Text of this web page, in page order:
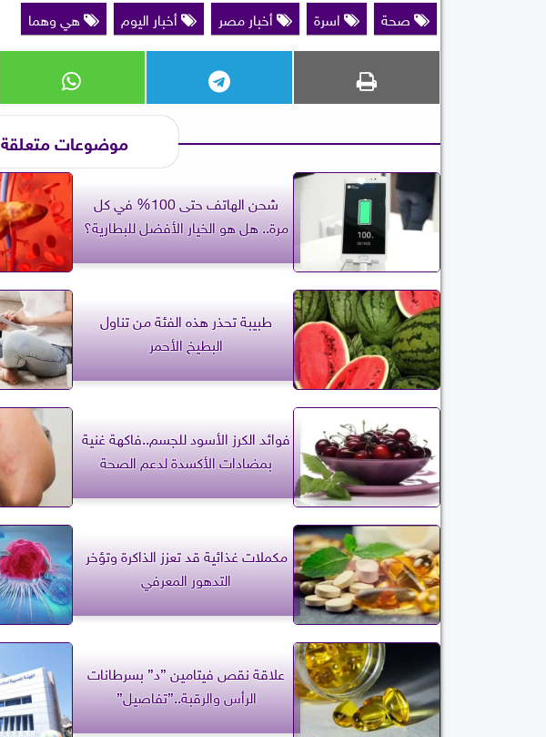
صحة
اسرة أخبار مصر أخبار اليوم هي وهما
موضوعات متعلقة
شحن الهاتف حتى 100% في كل
مرة.. هل هو الخيار الأفضل للبطارية؟
طبيبة تحذر هذه الفئة من تناول
البطيخ الأحمر
فوائد الكرز الأسود للجسم..فاكهة غنية
بمضادات الأكسدة لدعم الصحة
مكملات غذائية قد تعزز الذاكرة وتؤخر
التدهور المعرفي
علاقة نقص فيتامين ”د” بسرطانات
الرأس والرقبة..”تفاصيل”